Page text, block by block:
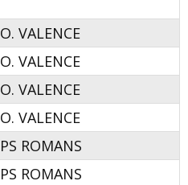
O. VALENCE
O. VALENCE
O. VALENCE
O. VALENCE
PS ROMANS
PS ROMANS